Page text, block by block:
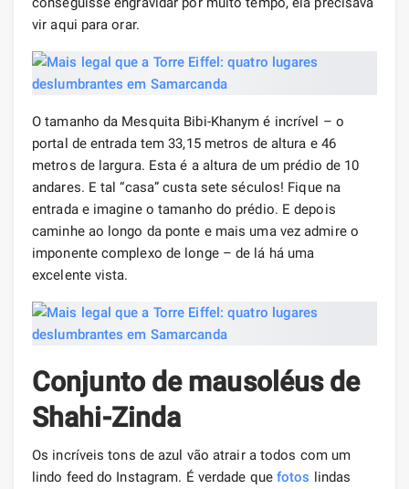
vir aqui para orar.
O tamanho da Mesquita Bibi-Khanym é incrível – o
portal de entrada tem 33,15 metros de altura e 46
metros de largura. Esta é a altura de um prédio de 10
andares. E tal “casa” custa sete séculos! Fique na
entrada e imagine o tamanho do prédio. E depois
caminhe ao longo da ponte e mais uma vez admire o
imponente complexo de longe – de lá há uma
excelente vista.
Conjunto de mausoléus de
Shahi-Zinda
Os incríveis tons de azul vão atrair a todos com um
lindo feed do Instagram. É verdade que fotos lindas